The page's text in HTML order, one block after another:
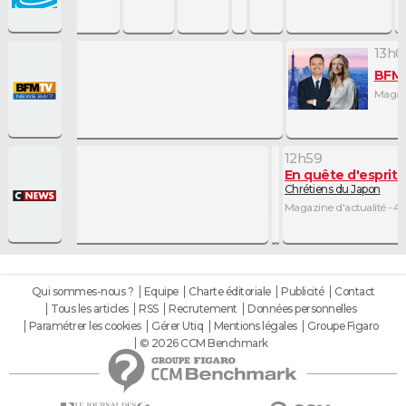
12h56
Météo des plages
12h57
Météo
Prévisions pour les
Météo - 2mn
12h59
En quête d'esprit
Chrétiens du Japon
Magazine d'actualité -
Qui sommes-nous ? Equipe Charte éditoriale Publicité
Contact
Tous les articles
RSS Recrutement
Données personnelles
Paramétrer les cookies
Gérer Utiq Mentions légales
Groupe Figaro
© 2026 CCM Benchmark